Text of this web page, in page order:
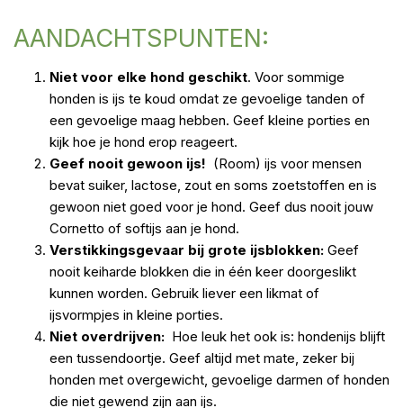
AANDACHTSPUNTEN:
Niet voor elke hond geschikt. Voor sommige
honden is ijs te koud omdat ze gevoelige tanden of
een gevoelige maag hebben. Geef kleine porties en
kijk hoe je hond erop reageert.
Geef nooit gewoon ijs! (Room) ijs voor mensen
bevat suiker, lactose, zout en soms zoetstoffen en is
gewoon niet goed voor je hond. Geef dus nooit jouw
Cornetto of softijs aan je hond.
Verstikkingsgevaar bij grote ijsblokken: Geef
nooit keiharde blokken die in één keer doorgeslikt
kunnen worden. Gebruik liever een likmat of
ijsvormpjes in kleine porties.
Niet overdrijven: Hoe leuk het ook is: hondenijs blijft
een tussendoortje. Geef altijd met mate, zeker bij
honden met overgewicht, gevoelige darmen of honden
die niet gewend zijn aan ijs.